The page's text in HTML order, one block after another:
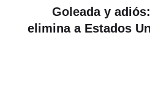
Goleada y
elimina a Estados